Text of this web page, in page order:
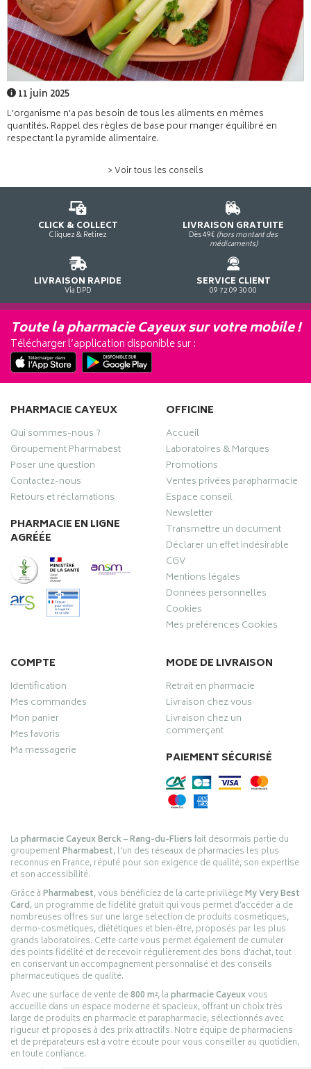
11 juin 2025
L'organisme n'a pas besoin de tous les aliments en mêmes
quantités. Rappel des règles de base pour manger équilibré en
respectant la pyramide alimentaire.
> Voir tous les conseils
CLICK & COLLECT
Cliquez & Retirez
LIVRAISON GRATUITE
Dès 49€ (hors montant des
médicaments)
LIVRAISON RAPIDE
Via DPD
SERVICE CLIENT
09 72 09 30 00
Toute la pharmacie Cayeux sur votre mobile !
Télécharger l’application disponible sur :
PHARMACIE CAYEUX
Qui sommes-nous ?
Groupement Pharmabest
Poser une question
Contactez-nous
Retours et réclamations
PHARMACIE EN LIGNE
AGRÉÉE
OFFICINE
Accueil
Laboratoires & Marques
Promotions
Ventes privées parapharmacie
Espace conseil
Newsletter
Transmettre un document
Déclarer un effet indésirable
CGV
Mentions légales
Données personnelles
Cookies
Mes préférences Cookies
COMPTE
Identification
Mes commandes
Mon panier
Mes favoris
Ma messagerie
MODE DE LIVRAISON
Retrait en pharmacie
Livraison chez vous
Livraison chez un
commerçant
PAIEMENT SÉCURISÉ
Lapharmacie Cayeux Berck – Rang-du-Fliersfait désormais partie du
groupementPharmabest, l’un des réseaux de pharmacies les plus
reconnus en France, réputé pour son exigence de qualité, son expertise
et son accessibilité.
Grâce àPharmabest, vous bénéficiez de la carte privilègeMy Very Best
Card, un programme de fidélité gratuit qui vous permet d’accéder à de
nombreuses offres sur une large sélection de produits cosmétiques,
dermo-cosmétiques, diététiques et bien-être, proposés par les plus
grands laboratoires. Cette carte vous permet également de cumuler
des points fidélité et de recevoir régulièrement des bons d’achat, tout
en conservant un accompagnement personnalisé et des conseils
pharmaceutiques de qualité.
Avec une surface de vente de800 m², lapharmacie Cayeuxvous
accueille dans un espace moderne et spacieux, offrant un choix très
large de produits en pharmacie et parapharmacie, sélectionnés avec
rigueur et proposés à des prix attractifs. Notre équipe de pharmaciens
et de préparateurs est à votre écoute pour vous conseiller au quotidien,
en toute confiance.